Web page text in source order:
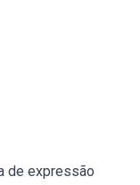
de expressão